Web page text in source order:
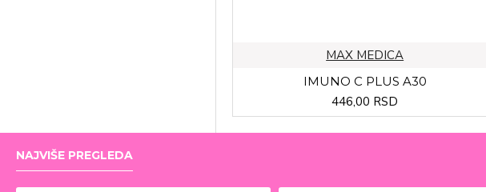
MINT PHARM
MAX MEDICA
IMUNO C PLUS A30
446,00 RSD
NAJVIŠE PREGLEDA